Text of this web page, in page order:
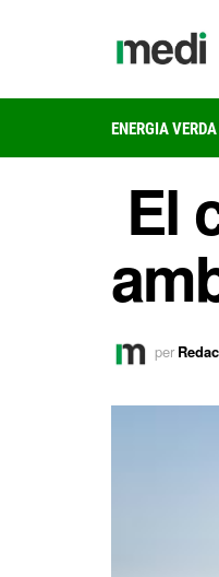
ENERGIA VERDA
El
per